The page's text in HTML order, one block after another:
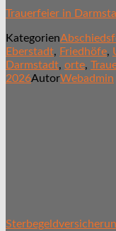
Trauerfeier in
Kategorien
Eberstadt, Friedhöfe,
Darmstadt, orte,
2026AutorWebadmin